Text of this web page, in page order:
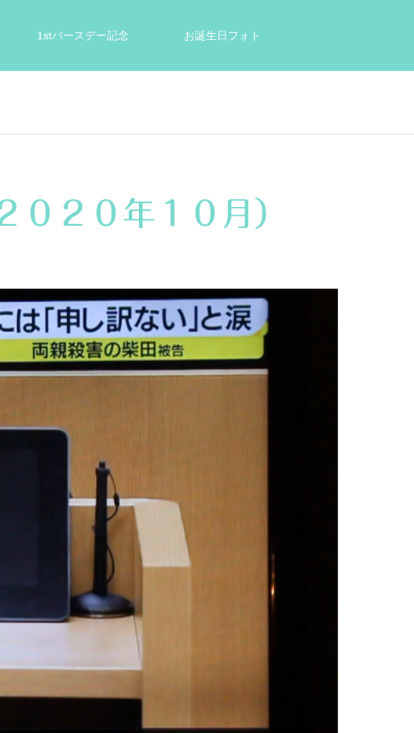
1stバースデー記念 お誕生日フォト
０２０年１０月）